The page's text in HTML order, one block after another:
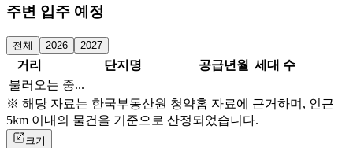
주변 입주 예정
전체 2026 2027
거리 단지명 공급년월 세대 수
불러오는 중...
※ 해당 자료는 한국부동산원 청약홈 자료에 근거하며, 인근
5km 이내의 물건을 기준으로 산정되었습니다.
크기